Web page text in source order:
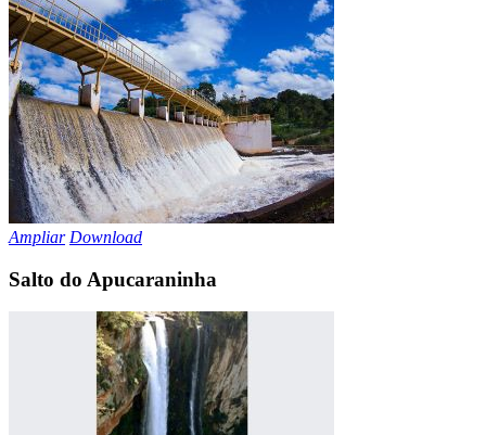
Ampliar Download
Salto do Apucaraninha